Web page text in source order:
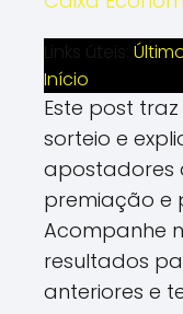
Links úteis:
Início
Este post
sorteio e
apostadores
premiação e
Acompanhe
resultados
anteriores e